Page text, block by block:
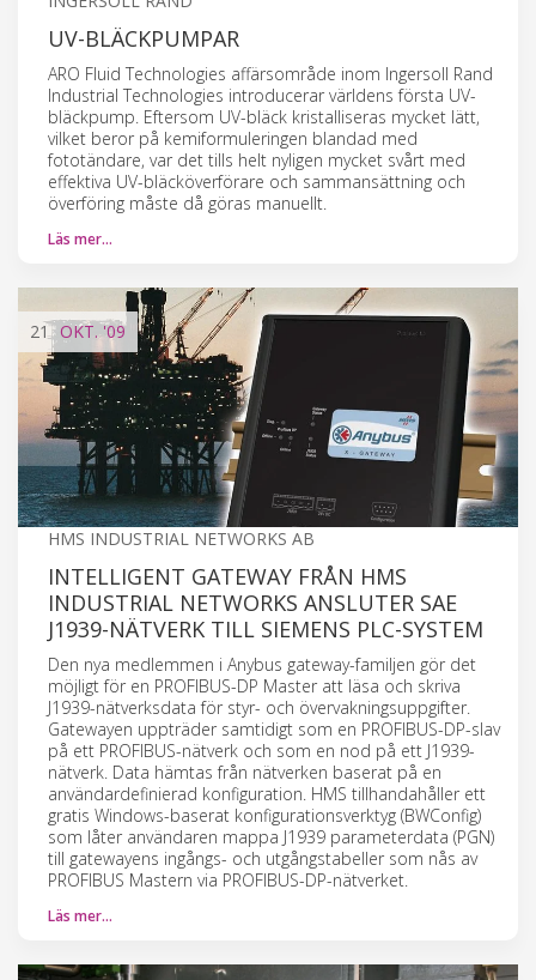
UV-BLÄCKPUMPAR
ARO Fluid Technologies affärsområde inom Ingersoll Rand
Industrial Technologies introducerar världens första UV-
bläckpump. Eftersom UV-bläck kristalliseras mycket lätt,
vilket beror på kemiformuleringen blandad med
fototändare, var det tills helt nyligen mycket svårt med
effektiva UV-bläcköverförare och sammansättning och
överföring måste då göras manuellt.
Läs mer…
21 OKT.'09
HMS INDUSTRIAL NETWORKS AB
INTELLIGENT GATEWAY FRÅN HMS
INDUSTRIAL NETWORKS ANSLUTER SAE
J1939-NÄTVERK TILL SIEMENS PLC-SYSTEM
Den nya medlemmen i Anybus gateway-familjen gör det
möjligt för en PROFIBUS-DP Master att läsa och skriva
J1939-nätverksdata för styr- och övervakningsuppgifter.
Gatewayen uppträder samtidigt som en PROFIBUS-DP-slav
på ett PROFIBUS-nätverk och som en nod på ett J1939-
nätverk. Data hämtas från nätverken baserat på en
användardefinierad konfiguration. HMS tillhandahåller ett
gratis Windows-baserat konfigurationsverktyg (BWConfig)
som låter användaren mappa J1939 parameterdata (PGN)
till gatewayens ingångs- och utgångstabeller som nås av
PROFIBUS Mastern via PROFIBUS-DP-nätverket.
Läs mer…